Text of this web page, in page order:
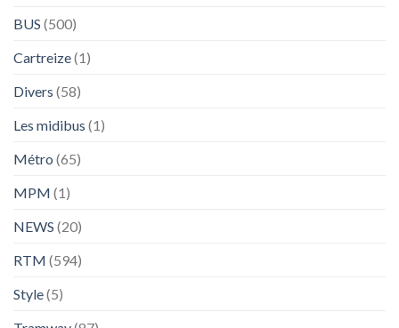
BUS (500)
Cartreize(1)
Divers (58)
Les midibus (1)
Métro (65)
MPM (1)
NEWS (20)
RTM (594)
Style(5)